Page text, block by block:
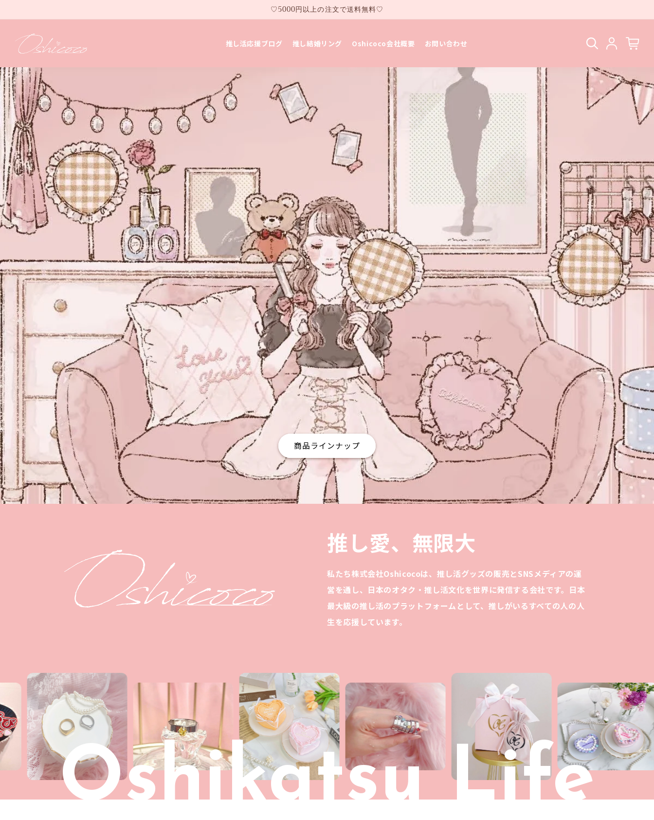
進む
♡5000円以上の注文で送料無料♡
推し活応援ブログ 推し結婚リング Oshicoco会社概要 お問い合わせ
商品ラインナップ
推し愛、無限大
私たち株式会社Oshicocoは、推し活グッズの販売とSNSメディアの運
営を通し、日本のオタク・推し活文化を世界に発信する会社です。日本
最大級の推し活のプラットフォームとして、推しがいるすべての人の人
生を応援しています。
Oshikatsu Life